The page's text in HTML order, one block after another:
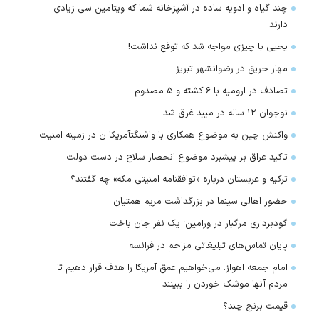
چند گیاه و ادویه ساده در آشپزخانه شما که ویتامین سی زیادی
دارند
یحیی با چیزی مواجه شد که توقع نداشت!
مهار حریق در رضوانشهر تبریز
تصادف در ارومیه با ۶ کشته و ۵ مصدوم
نوجوان ۱۲ ساله در میبد غرق شد
واکنش چین به موضوع همکاری با واشنگتآمریکا ن در زمینه امنیت
تاکید عراق بر پیشبرد موضوع انحصار سلاح در دست دولت
ترکیه و عربستان درباره «توافقنامه امنیتی مکه» چه گفتند؟
حضور اهالی سینما در بزرگداشت مریم همتیان
گودبرداری مرگبار در ورامین؛ یک نفر جان باخت
پایان تماس‌های تبلیغاتی مزاحم در فرانسه
امام جمعه اهواز: می‌خواهیم عمق آمریکا را هدف قرار دهیم تا
مردم آنها موشک خوردن را ببینند
قیمت برنج چند؟